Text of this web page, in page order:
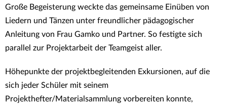
Große Begeisterung weckte das gemeinsame Einüben von
Liedern und Tänzen unter freundlicher pädagogischer
Anleitung von Frau Gamko und Partner. So festigte sich
parallel zur Projektarbeit der Teamgeist aller.
Höhepunkte der projektbegleitenden Exkursionen, auf die
sich jeder Schüler mit seinem
Projekthefter/Materialsammlung vorbereiten konnte,